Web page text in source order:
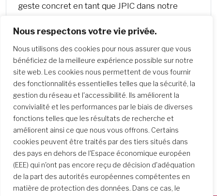
Nous respectons votre vie privée.
Nous utilisons des cookies pour nous assurer que vous
bénéficiez de la meilleure expérience possible sur notre
site web. Les cookies nous permettent de vous fournir
des fonctionnalités essentielles telles que la sécurité, la
gestion du réseau et l'accessibilité. Ils améliorent la
convivialité et les performances par le biais de diverses
fonctions telles que les résultats de recherche et
améliorent ainsi ce que nous vous offrons. Certains
cookies peuvent être traités par des tiers situés dans
des pays en dehors de l'Espace économique européen
(EEE) qui n'ont pas encore reçu de décision d'adéquation
de la part des autorités européennes compétentes en
matière de protection des données. Dans ce cas, le
geste concret en tant que JPIC dans notre